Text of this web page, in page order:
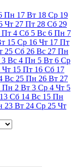
Пн 17 Вт 18 Ср 19
Чт 27 Пт 28 Сб 29
Пт 4 Сб 5 Вс 6 Пн 7
15 Ср 16 Чт 17 Пт
25 Сб 26 Вс 27 Пн
3 Вс 4 Пн 5 Вт 6 Ср
Чт 15 Пт 16 Сб 17
Вс 25 Пн 26 Вт 27
Пн 2 Вт 3 Ср 4 Чт 5
13 Сб 14 Вс 15 Пн
23 Вт 24 Ср 25 Чт